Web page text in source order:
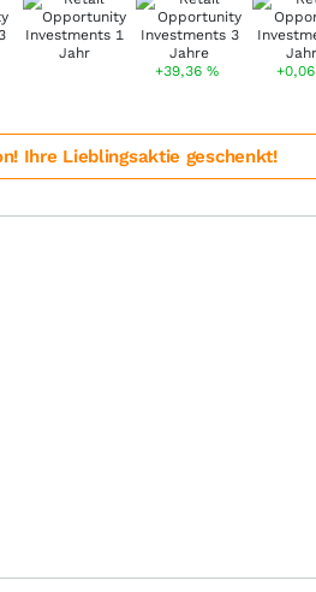
+39,36% +0,06
Ihre Lieblingsaktie geschenkt!